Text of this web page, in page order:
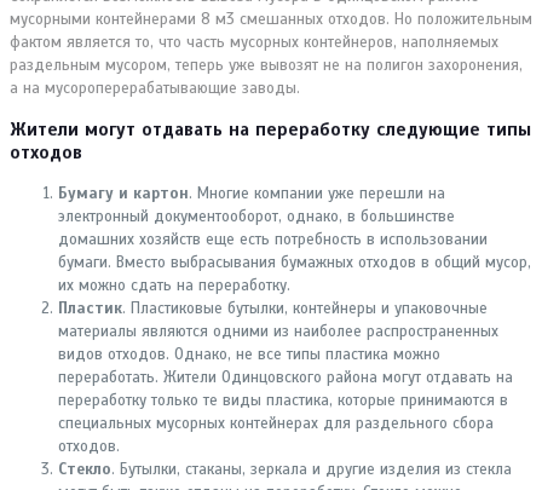
мусорными контейнерами 8 м3 смешанных отходов. Но положительным
фактом является то, что часть мусорных контейнеров, наполняемых
раздельным мусором, теперь уже вывозят не на полигон захоронения,
а на мусороперерабатывающие заводы.
Жители могут отдавать на переработку следующие типы
отходов
Бумагу и картон. Многие компании уже перешли на
электронный документооборот, однако, в большинстве
домашних хозяйств еще есть потребность в использовании
бумаги. Вместо выбрасывания бумажных отходов в общий мусор,
их можно сдать на переработку.
Пластик. Пластиковые бутылки, контейнеры и упаковочные
материалы являются одними из наиболее распространенных
видов отходов. Однако, не все типы пластика можно
переработать. Жители Одинцовского района могут отдавать на
переработку только те виды пластика, которые принимаются в
специальных мусорных контейнерах для раздельного сбора
отходов.
Стекло. Бутылки, стаканы, зеркала и другие изделия из стекла